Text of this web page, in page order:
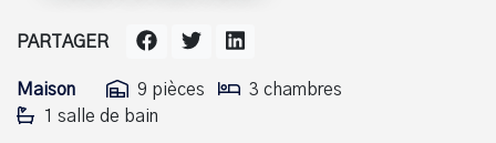
Maison 9 pièces
3 chambres
1 salle de bain
PARTAGER